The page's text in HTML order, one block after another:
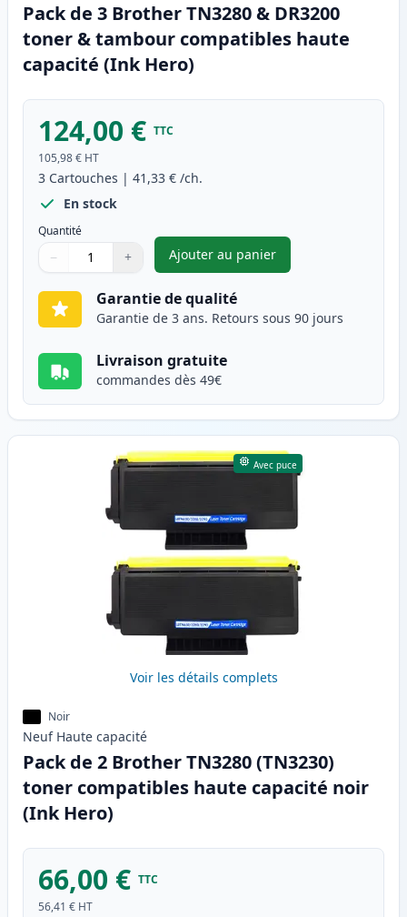
Pack de 3 Brother TN3280 & DR3200
toner & tambour compatibles haute
capacité (Ink Hero)
124,00 € TTC
105,98 € HT
3 Cartouches | 41,33 € /ch.
En stock
Quantité
Quantité
Utilisez les boutons pour ajuster
− +
Quantité
Ajouter au panier
,Pack de 3 Brother TN3280
Garantie de qualité
Garantie de 3 ans. Retours sous 90 jours
Livraison gratuite
commandes dès 49€
Avec puce
Voir les détails complets
Noir
Neuf Haute capacité
Pack de 2 Brother TN3280 (TN3230)
toner compatibles haute capacité noir
(Ink Hero)
66,00 € TTC
56,41 € HT